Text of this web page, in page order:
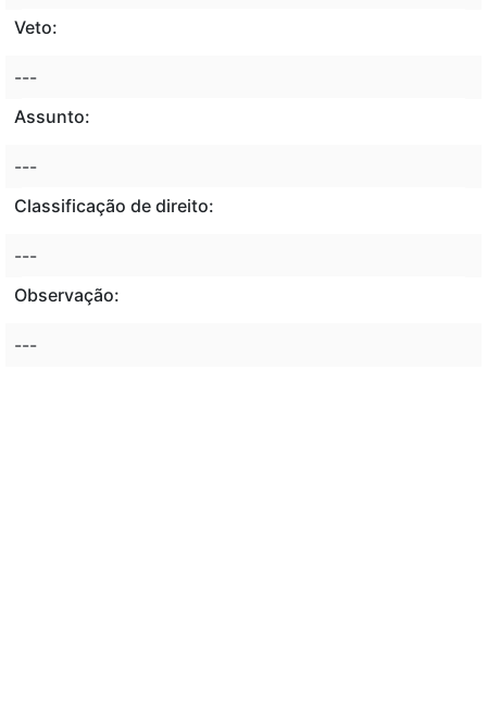
Veto:
---
Assunto:
---
Classificação de direito:
---
Observação:
---